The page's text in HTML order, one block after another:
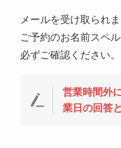
メールを受け取られ
ご予約のお名前スペ
必ずご確認ください。
営業時間外
業日の回答